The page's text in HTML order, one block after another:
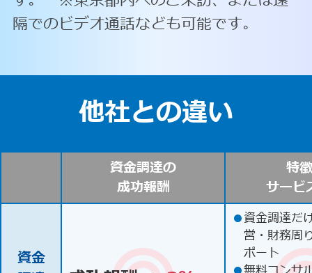
隔でのビデオ通話なども可能です。
他社との違い
資金調達の
成功報酬
特
サービ
資金
●資金調達だ
営・財務周
ポート